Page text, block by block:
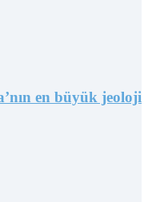
en büyük jeoloji